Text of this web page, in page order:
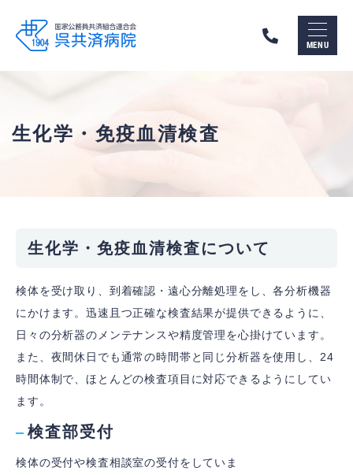
呉
市
呉
共
組
合
合
会）
の
ト
ッ
プ
ー
MENU
生化学・免疫血清検査
生化学・免疫血清検査について
検体を受け取り、到着確認・遠心分離処理をし、各分析機器
にかけます。迅速且つ正確な検査結果が提供できるように、
日々の分析器のメンテナンスや精度管理を心掛けています。
また、夜間休日でも通常の時間帯と同じ分析器を使用し、24
時間体制で、ほとんどの検査項目に対応できるようにしてい
ます。
検査部受付
検体の受付や検査相談室の受付をしていま